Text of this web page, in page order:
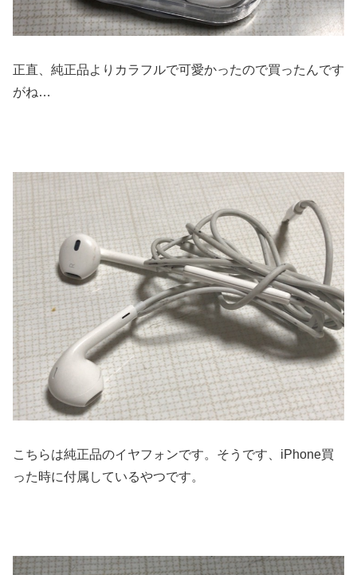
正直、純正品よりカラフルで可愛かったので買ったんです
がね…
こちらは純正品のイヤフォンです。そうです、iPhone買
った時に付属しているやつです。